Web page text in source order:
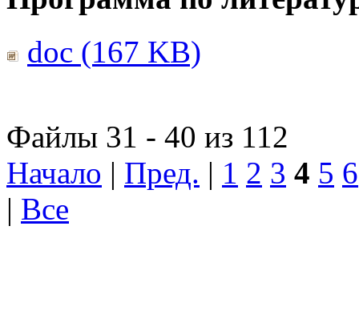
doc (167 KB)
Файлы 31 - 40 из 112
Начало | Пред. | 1 2 3 4 5 6
| Все